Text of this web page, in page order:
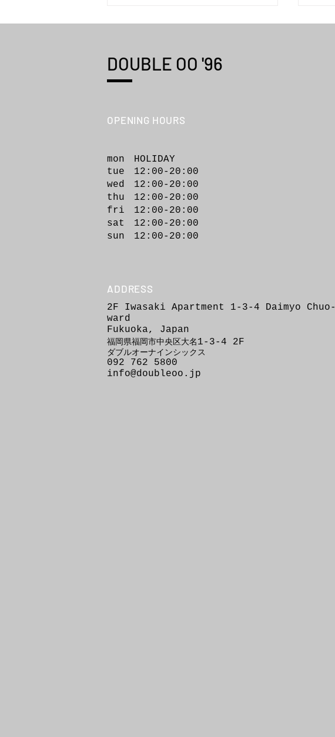
DOUBLE OO '96
OPENING HOURS
mon HOLIDAY
tue 12:00-20:00
wed 12:00-20 :00
thu 12:00-20:00
fri 12:00-20:00
sat 12:00-20:00
sun 12:00-20:00
ADDRESS
2F Iwasaki Apartment 1-3-4 Daimyo Chuo-
ward
Fukuoka, Japan
福岡県福岡市中央区 大名 1-3-4 2F
ダブルオーナインシックス
092 762 5800
info@doubleoo.jp